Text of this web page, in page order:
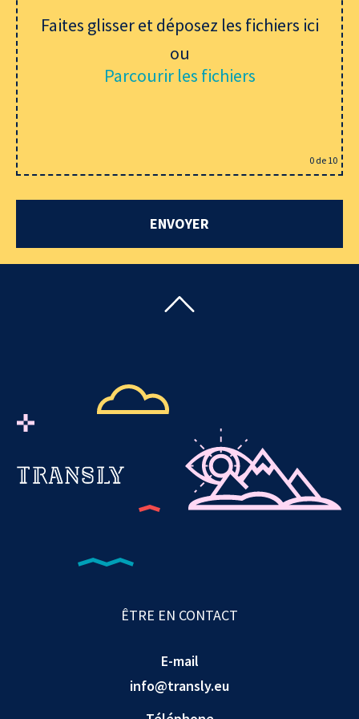
Faites glisser et déposez les fichiers ici
ou
Parcourir les fichiers
0 de 10
ÊTRE EN CONTACT
E-mail
info@transly.eu